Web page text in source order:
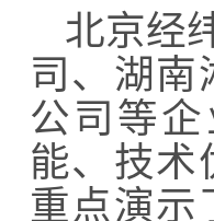
北京经
司、湖南
公司等
能、技术
重点演示